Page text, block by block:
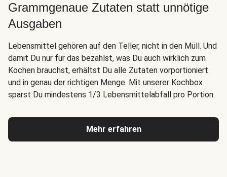
Grammgenaue Zutaten statt unnötige
Ausgaben
Lebensmittel gehören auf den Teller, nicht in den Müll. Und
damit Du nur für das bezahlst, was Du auch wirklich zum
Kochen brauchst, erhältst Du alle Zutaten vorportioniert
und in genau der richtigen Menge. Mit unserer Kochbox
sparst Du mindestens 1/3 Lebensmittelabfall pro Portion.
Mehr erfahren